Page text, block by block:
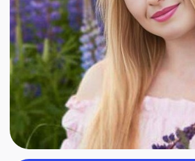
Ольга Устимова
Работаю копирайтером 2 года. Могу
погрузиться практически в любое
направление, но ближе всего: фитнес,
йога, бьюти, психология, медицина,
строительство, дизайн, эзотерика,
финансы. Пишу статьи, посты
в соцсети, email-рассылки. Люблю
использовать сторителлинг.